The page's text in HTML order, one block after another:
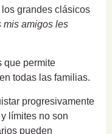
grandes clásicos
mis amigos les
que permite
todas las familias.
progresivamente
límites no son
pueden